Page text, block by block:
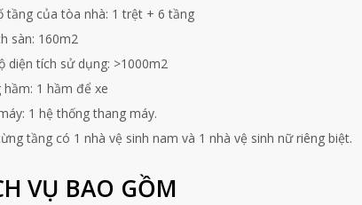
tầng của tòa nhà: 1 trệt + 6 tầng
sàn: 160m2
diện tích sử dụng: >1000m2
hầm: 1 hầm để xe
1 hệ thống thang máy.
tầng có 1 nhà vệ sinh nam và 1 nhà vệ sinh nữ riêng biệt.
VỤ BAO GỒM